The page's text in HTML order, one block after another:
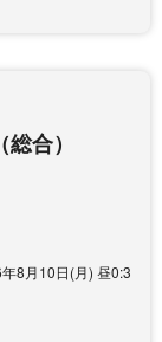
合）
8月10日(月) 昼0:3